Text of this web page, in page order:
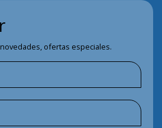
ofertas especiales.